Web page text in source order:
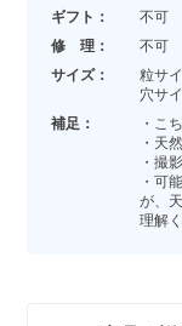
ギフト：
不可
修 理：
不可
サイズ：
粒サ
穴サ
補足：
・こ
・天
・撮
・可
が、
理解